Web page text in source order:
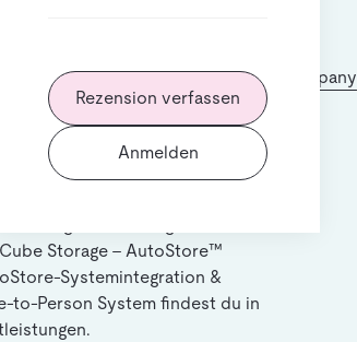
Rezension verfassen
Anmelden
- A Reesink Logistic Solutions Company
für Nutzer, die
suchen. Die beste
und Planung für Mobile
Storage - AutoStore™
Systemintegration &
to-Person System findest du in